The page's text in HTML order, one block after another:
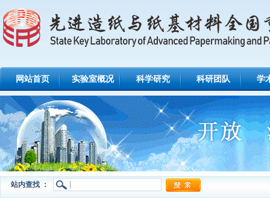
网站首页 实验室概况 科学研究 科研团队 学
站内查找 ：